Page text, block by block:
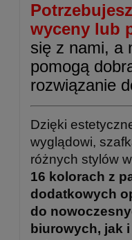
wyceny lub
się z nami, a
pomogą
rozwiązanie
Dzięki
wyglądowi,
różnych stylów
16 kolorach z
dodatkowych
do
biurowych, jak